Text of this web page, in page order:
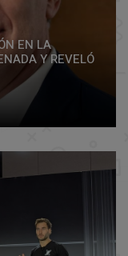
EN LA
Y REVELÓ